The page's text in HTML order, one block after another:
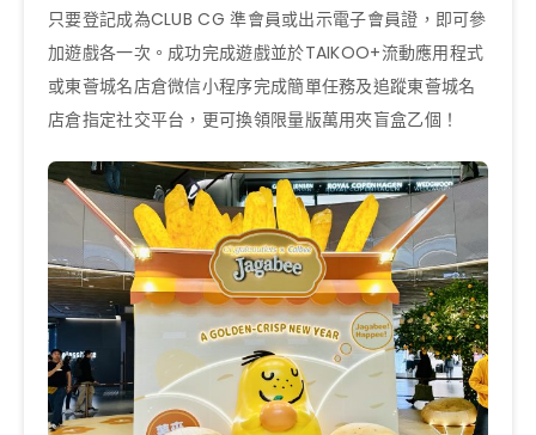
只要登記成為CLUB CG 準會員或出示電子會員證，即可參
加遊戲各一次。成功完成遊戲並於TAIKOO+流動應用程式
或東薈城名店倉微信小程序完成簡單任務及追蹤東薈城名
店倉指定社交平台，更可換領限量版萬用夾盲盒乙個！